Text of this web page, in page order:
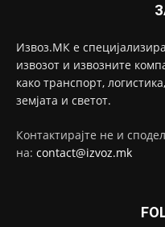
Извоз.МК е
извозот и извозните
како транспорт,
земјата и светот.
Контактирајте не и
на: contact@izvoz.mk